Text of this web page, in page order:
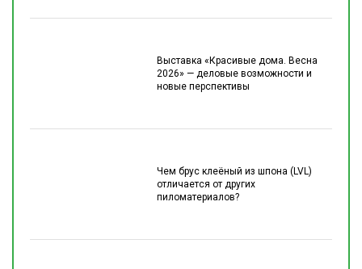
Выставка «Красивые дома. Весна
2026» — деловые возможности и
новые перспективы
Чем брус клеёный из шпона (LVL)
отличается от других
пиломатериалов?